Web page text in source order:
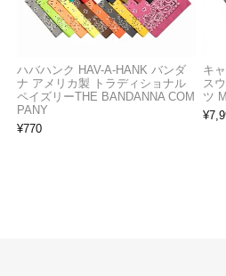
ハバハンク HAV-A-HANK バンダ
ナ アメリカ製 トラディショナル
ペイズリーTHE BANDANNA COM
PANY
¥770
キ
ス
ツ
¥